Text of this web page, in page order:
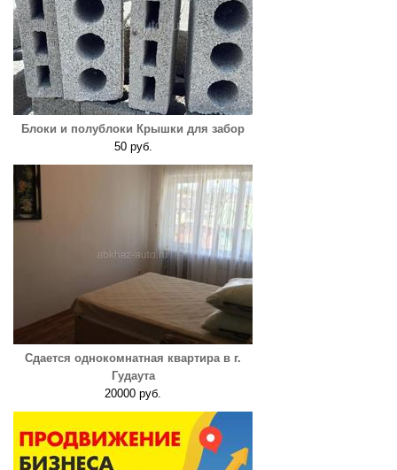
Блоки и полублоки Крышки для забор
50 руб.
Сдается однокомнатная квартира в г.
Гудаута
20000 руб.